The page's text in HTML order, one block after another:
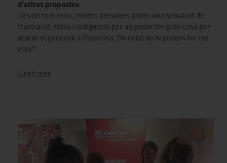
d’altres propostes
Des de fa mesos, moltes persones patim una sensació de
frustració, ràbia i indignació per no poder fer gran cosa per
aturar el genocidi a Palestina. De debó no hi podem fer res
més?
Llegir més